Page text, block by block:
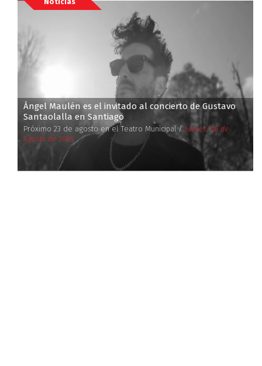
Ángel Maulén es el invitado al concierto de Gustavo
Santaolalla en Santiago
Próximo 23 de agosto en el Teatro Municipal / Jueves, 06 de
Agosto de 2026